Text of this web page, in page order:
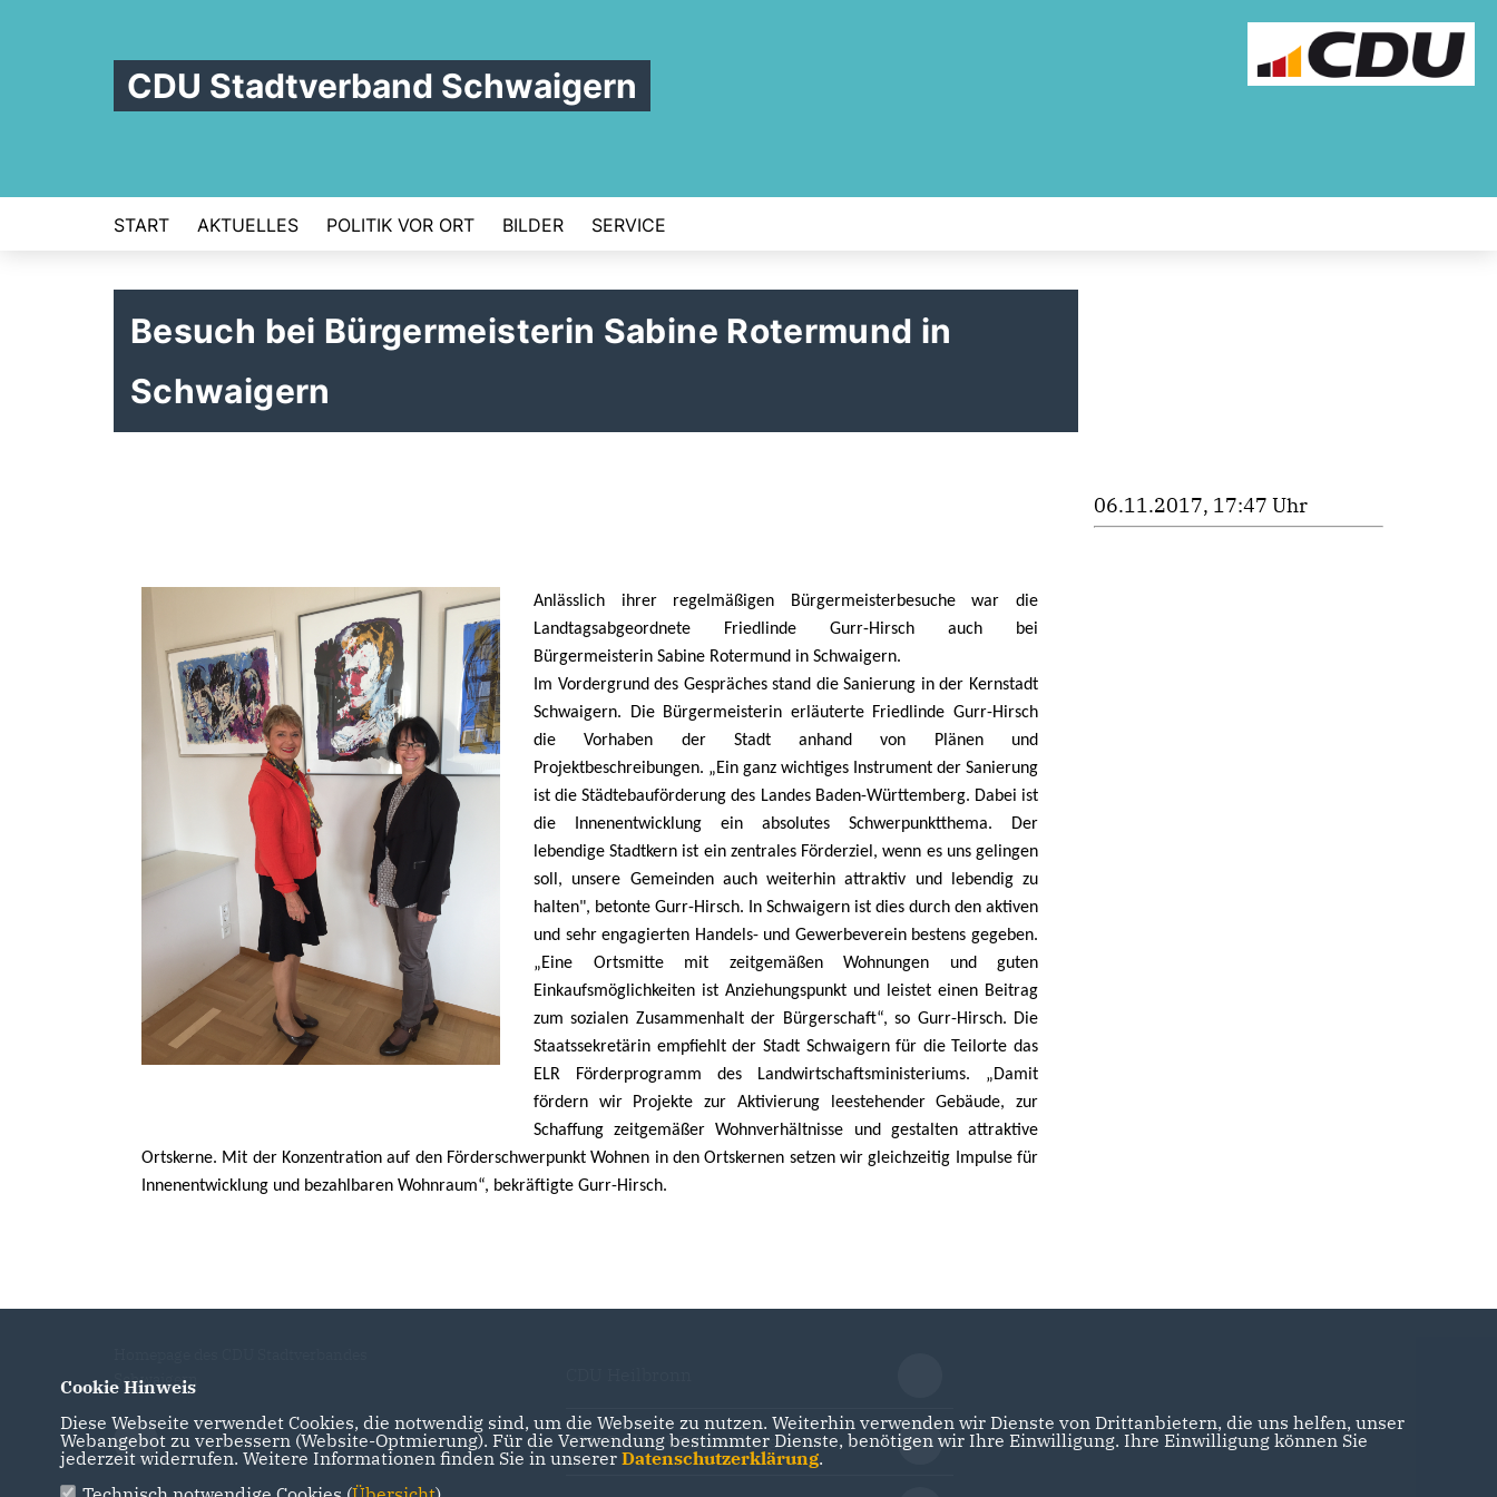
CDU Stadtverband Schwaigern
START AKTUELLES POLITIK VOR ORT BILDER SERVICE
Besuch bei Bürgermeisterin Sabine Rotermund in
Schwaigern
Anlässlich ihrer regelmäßigen Bürgermeisterbesuche war die
Landtagsabgeordnete Friedlinde Gurr-Hirsch auch bei
Bürgermeisterin Sabine Rotermund in Schwaigern.
Im Vordergrund des Gespräches stand die Sanierung in der Kernstadt
Schwaigern. Die Bürgermeisterin erläuterte Friedlinde Gurr-Hirsch
die Vorhaben der Stadt anhand von Plänen und
Projektbeschreibungen. „Ein ganz wichtiges Instrument der Sanierung
ist dieStädtebauförderung des Landes Baden-Württemberg. Dabei ist
die Innenentwicklung ein absolutes Schwerpunktthema. Der
lebendige Stadtkern ist ein zentrales Förderziel, wenn es uns gelingen
soll, unsere Gemeinden auch weiterhin attraktiv und lebendig zu
halten", betonte Gurr-Hirsch. In Schwaigern ist dies durch den aktiven
und sehr engagierten Handels- und Gewerbeverein bestens gegeben.
Eine Ortsmitte mit zeitgemäßen Wohnungen und guten
Einkaufsmöglichkeiten ist Anziehungspunkt und leistet einen Beitrag
zum sozialen Zusammenhalt der Bürgerschaft“, so Gurr-Hirsch. Die
Staatssekretärin empfiehlt der Stadt Schwaigern für die Teilorte das
ELR Förderprogramm des Landwirtschaftsministeriums. Damit
fördern wir Projekte zur Aktivierung leestehender Gebäude, zur
Schaffung zeitgemäßer Wohnverhältnisse und gestalten attraktive
Ortskerne. Mit der Konzentration auf den Förderschwerpunkt Wohnen in den Ortskernen setzen wir gleichzeitig Impulse für
Innenentwicklung und bezahlbaren Wohnraum“, bekräftigte Gurr-Hirsch.
06.11.2017, 17:47 Uhr
Schwaigern
CDU Baden-Württemberg
Cookie Hinweis
Diese Webseite verwendet Cookies, die notwendig sind, um die Webseite zu nutzen. Weiterhin verwenden wir Dienste von Drittanbietern, die uns helfen, unser
Webangebot zu verbessern (Website-Optmierung). Für die Verwendung bestimmter Dienste, benötigen wir Ihre Einwilligung. Ihre Einwilligung können Sie
jederzeit widerrufen. Weitere Informationen finden Sie in unserer Datenschutzerklärung.